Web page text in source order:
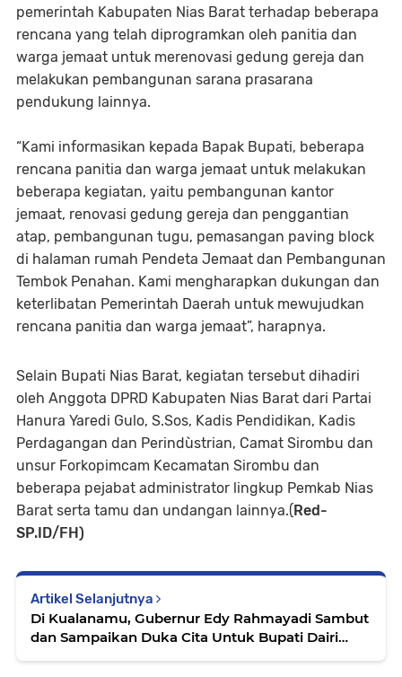
pemerintah Kabupaten Nias Barat terhadap beberapa
rencana yang telah diprogramkan oleh panitia dan
warga jemaat untuk merenovasi gedung gereja dan
melakukan pembangunan sarana prasarana
pendukung lainnya.
“Kami informasikan kepada Bapak Bupati, beberapa
rencana panitia dan warga jemaat untuk melakukan
beberapa kegiatan, yaitu pembangunan kantor
jemaat, renovasi gedung gereja dan penggantian
atap, pembangunan tugu, pemasangan paving block
di halaman rumah Pendeta Jemaat dan Pembangunan
Tembok Penahan. Kami mengharapkan dukungan dan
keterlibatan Pemerintah Daerah untuk mewujudkan
rencana panitia dan warga jemaat”, harapnya.
Selain Bupati Nias Barat, kegiatan tersebut dihadiri
oleh Anggota DPRD Kabupaten Nias Barat dari Partai
Hanura Yaredi Gulo, S.Sos, Kadis Pendidikan, Kadis
Perdagangan dan Perindùstrian, Camat Sirombu dan
unsur Forkopimcam Kecamatan Sirombu dan
beberapa pejabat administrator lingkup Pemkab Nias
Barat serta tamu dan undangan lainnya.( Red-
SP.ID/FH)
Artikel Selanjutnya
Di Kualanamu, Gubernur Edy Rahmayadi Sambut
dan Sampaikan Duka Cita Untuk Bupati Dairi